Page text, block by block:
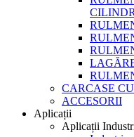
CARCASE
ACCESORII
Aplicații
Aplicații